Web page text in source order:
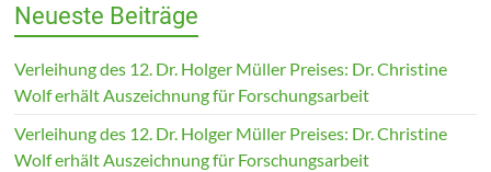
Neueste Beiträge
Verleihung des 12. Dr. Holger Müller Preises: Dr. Christine
Wolf erhält Auszeichnung für Forschungsarbeit
Verleihung des 12. Dr. Holger Müller Preises: Dr. Christine
Wolf erhält Auszeichnung für Forschungsarbeit